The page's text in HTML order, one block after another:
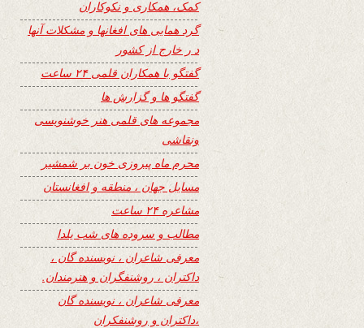
کمک، همکاری و نکوکاران
گرد همایی های افغانها و مشکلات آنها
د ر خارج از کشور
گفتگو با همکاران قلمی ۲۴ ساعت
گفتگو ها و گزارش ها
مجموعه های قلمی هنر خوشنویسی
ونقاشی
محرم ماه پیروزی خون بر شمشیر
مسایل جهان ، منطقه و افغانستان
مشاعره ۲۴ ساعت
مطالب و سروده های شب یلدا
معرفی شاعران ، نویسنده گان ،
داکتران ، روشنفگران و هنرمندان.
معرفی شاعران ، نویسنده گان
،داکتران و روشنفکران